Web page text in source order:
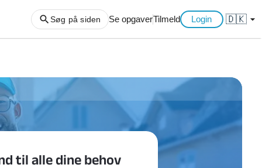
af haveaffald
af storskrald
Søg på siden Se opgaverTilmeld Login 🇩🇰 arrow_drop_down
til alle dine behov